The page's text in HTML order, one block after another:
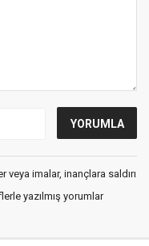
imalar, inançlara saldırı
yazılmış yorumlar